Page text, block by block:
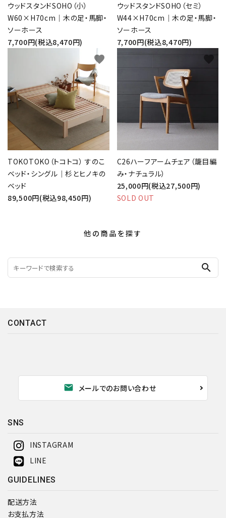
ウッドスタンドSOHO（小）
W60×H70cm｜木の足・馬脚・
ソーホース
7,700円(税込8,470円)
ウッドスタンドSOHO（セミ）
W44×H70cm｜木の足・馬脚・
ソーホース
7,700円(税込8,470円)
TOKOTOKO（トコトコ） すのこ
ベッド・シングル｜杉とヒノキの
ベッド
89,500円(税込98,450円)
favorite
C26ハーフアームチェア（籠目編
み・ナチュラル）
25,000円(税込27,500円)
SOLD OUT
favorite
他の商品を探す
search
CONTACT
mail メールでのお問い合わせ
SNS
INSTAGRAM
LINE
GUIDELINES
配送方法
お支払方法